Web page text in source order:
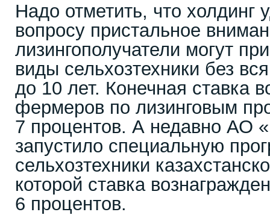
Надо отметить, что холдинг
вопросу пристальное
лизингополучатели могут
виды сельхозтехники без
до 10 лет. Конечная ставка
фермеров по лизинговым
7 процентов. А недавно АО
запустило специальную
сельхозтехники
которой ставка
6 процентов.